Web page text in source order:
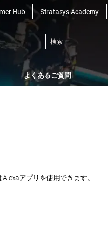
Hub Stratasys Academy
よくあるご質問
Alexaアプリを使用できます。